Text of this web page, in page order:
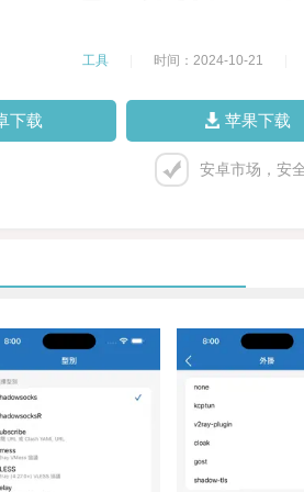
工具 时间：2024-10-21
下载 苹果下载
安卓市场，安